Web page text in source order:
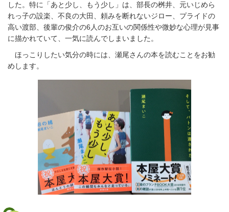
した。特に「あと少し、もう少し」は、部長の桝井、元いじめら
れっ子の設楽、不良の大田、頼みを断れないジロー、プライドの
高い渡部、後輩の俊介の6人のお互いの関係性や微妙な心理が見事
に描かれていて、一気に読んでしまいました。
ほっこりしたい気分の時には、瀬尾さんの本を読むことをお勧
めします。